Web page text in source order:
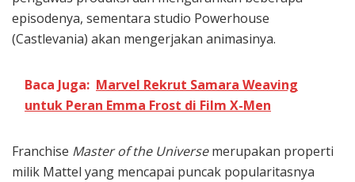
episodenya, sementara studio Powerhouse
(Castlevania) akan mengerjakan animasinya.
Baca Juga: Marvel Rekrut Samara Weaving
untuk Peran Emma Frost di Film X-Men
Franchise Master of the Universemerupakan properti
milik Mattel yang mencapai puncak popularitasnya